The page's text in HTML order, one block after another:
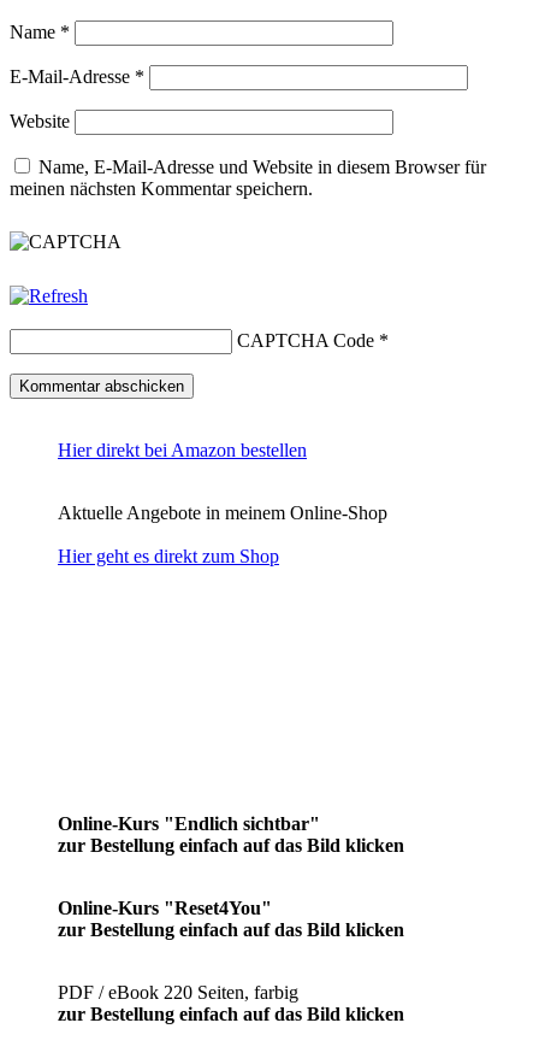
Name *
E-Mail-Adresse *
Website
Name, E-Mail-Adresse und Website in diesem Browser für
meinen nächsten Kommentar speichern.
CAPTCHA Code *
Hier direkt bei Amazon bestellen
Aktuelle Angebote in meinem Online-Shop
Hier geht es direkt zum Shop
Online-Kurs "Endlich sichtbar"
zur Bestellung einfach auf das Bild klicken
Online-Kurs "Reset4You"
zur Bestellung einfach auf das Bild klicken
PDF / eBook 220 Seiten, farbig
zur Bestellung einfach auf das Bild klicken